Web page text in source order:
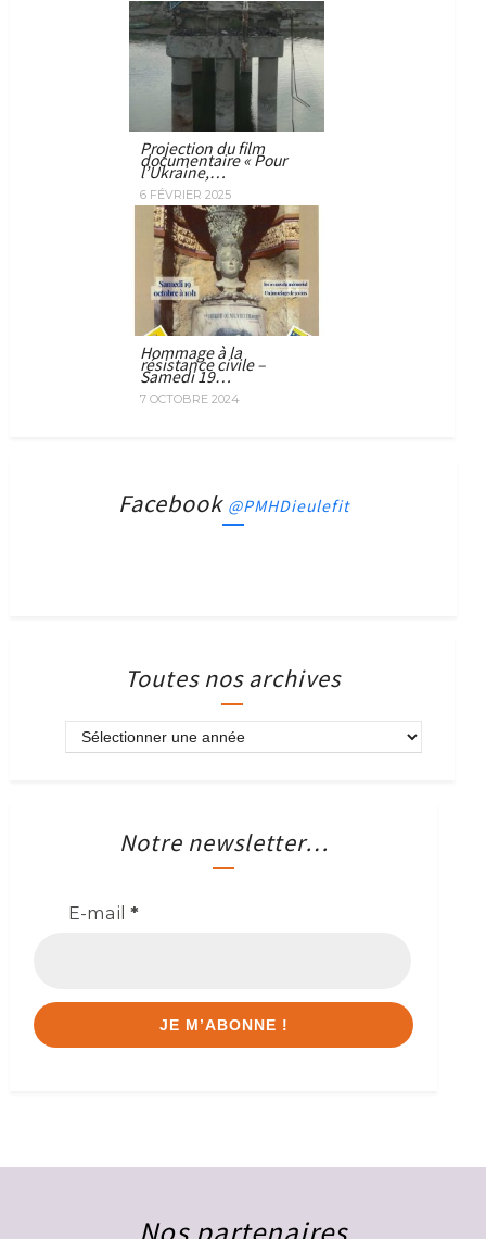
Projection du film
documentaire « Pour
l’Ukraine,…
6 FÉVRIER 2025
Hommage à la
résistance civile –
Samedi 19…
7 OCTOBRE 2024
Facebook @PMHDieulefit
Toutes nos archives
Notre newsletter…
E-mail *
Nos partenaires